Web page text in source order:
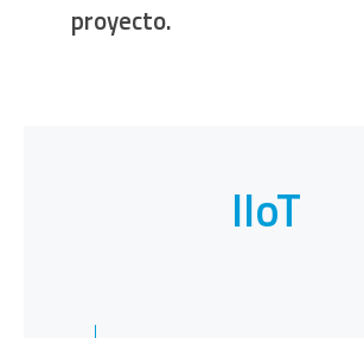
proyecto.
IIoT